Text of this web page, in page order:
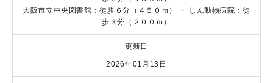
大阪市立中央図書館：徒歩６分（４５０ｍ） ・ しん動物病院：徒
歩３分（２００ｍ）
更新日
2026年01月13日